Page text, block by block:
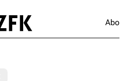
Abo